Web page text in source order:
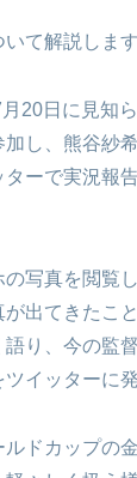
て解説します
20日に見知
し、熊谷紗
ーで実況報
写真を閲覧
出てきたこ
り、今の監
イッターに
ドカップの